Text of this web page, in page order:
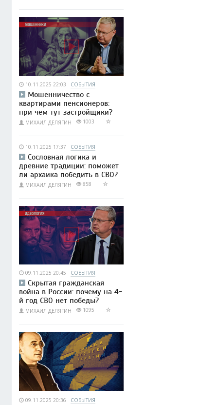
10.11.2025 22:03 СОБЫТИЯ
Мошенничество с
квартирами пенсионеров:
при чём тут застройщики?
МИХАИЛ ДЕЛЯГИН 1003
10.11.2025 17:37 СОБЫТИЯ
Сословная логика и
древние традиции: поможет
ли архаика победить в СВО?
МИХАИЛ ДЕЛЯГИН 858
09.11.2025 20:45 СОБЫТИЯ
Скрытая гражданская
война в России: почему на 4-
й год СВО нет победы?
МИХАИЛ ДЕЛЯГИН 1095
09.11.2025 20:36 СОБЫТИЯ